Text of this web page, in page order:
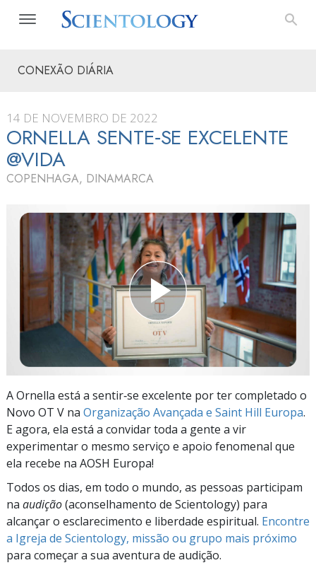
CONEXÃO DIÁRIA
14 DE NOVEMBRO DE 2022
ORNELLA SENTE‑SE EXCELENTE
@VIDA
COPENHAGA, DINAMARCA
A Ornella está a sentir‑se excelente por ter completado o
Novo OT V na Organização Avançada e Saint Hill Europa.
E agora, ela está a convidar toda a gente a vir
experimentar o mesmo serviço e apoio fenomenal que
ela recebe na AOSH Europa!
Todos os dias, em todo o mundo, as pessoas participam
na audição(aconselhamento de Scientology) para
alcançar o esclarecimento e liberdade espiritual. Encontre
a Igreja de Scientology, missão ou grupo mais próximo
para começar a sua aventura de audição.